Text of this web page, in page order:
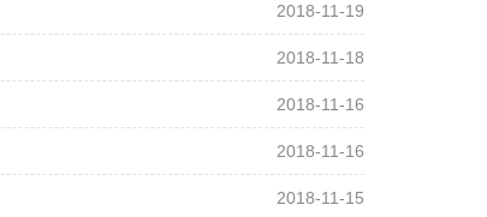
2018-11-19
2018-11-18
2018-11-16
2018-11-16
2018-11-15